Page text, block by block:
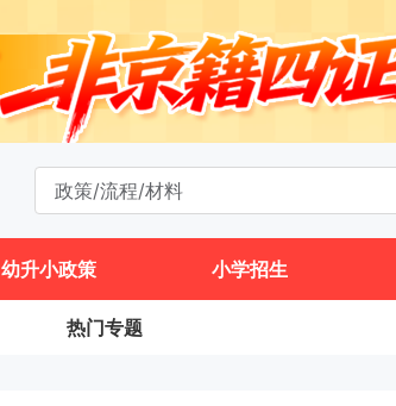
幼升小政策 小学招生
热门专题